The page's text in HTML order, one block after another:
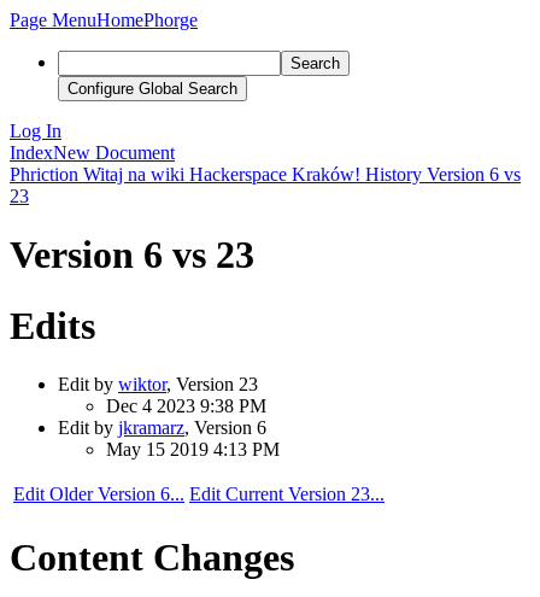
Page MenuHomePhorge
Search
Configure Global Search
Log In
IndexNew Document
Phriction Witaj na wiki Hackerspace Kraków! History Version 6 vs
23
Version 6 vs 23
Edits
Edit by wiktor, Version 23
Dec 4 2023 9:38 PM
Edit by jkramarz, Version 6
May 15 2019 4:13 PM
Edit Older Version 6... Edit Current Version 23...
Content Changes